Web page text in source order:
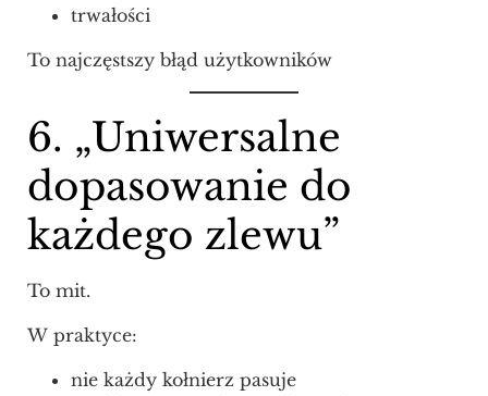
trwałości
To najczęstszy błąd użytkowników
6. „Uniwersalne
dopasowanie do
każdego zlewu”
To mit.
W praktyce:
nie każdy kołnierz pasuje